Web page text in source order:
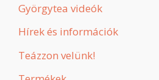
Györgytea videók
Hírek és információk
Teázzon velünk!